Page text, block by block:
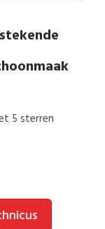
5 sterren